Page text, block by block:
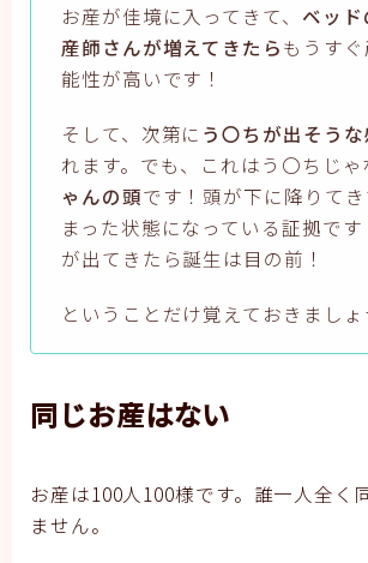
お産が佳境に入ってきて、 ベッ
産師さんが増えてきたらもうす
能性が高いです！
そして、次第に う〇ちが出そうな
れます。でも、これはう〇ちじ
ゃんの頭です！頭が下に降りて
まった状態になっている証拠で
が出てきたら誕生は目の前！
ということだけ覚えておきましょ
同じお産はない
お産は100人100様です。誰一人全く
ません。